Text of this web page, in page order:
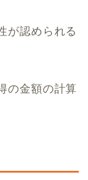
が認められる
の金額の計算